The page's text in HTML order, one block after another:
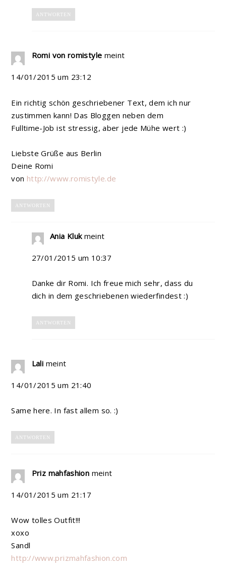
ANTWORTEN
Romi von romistyle meint
14/01/2015 um 23:12
Ein richtig schön geschriebener Text, dem ich nur
zustimmen kann! Das Bloggen neben dem
Fulltime-Job ist stressig, aber jede Mühe wert :)
Liebste Grüße aus Berlin
Deine Romi
von http://www.romistyle.de
ANTWORTEN
Ania Kluk meint
27/01/2015 um 10:37
Danke dir Romi. Ich freue mich sehr, dass du
dich in dem geschriebenen wiederfindest :)
ANTWORTEN
Lali meint
14/01/2015 um 21:40
Same here. In fast allem so. :)
ANTWORTEN
Priz mahfashion meint
14/01/2015 um 21:17
Wow tolles Outfit!!!
xoxo
Sandl
http://www.prizmahfashion.com